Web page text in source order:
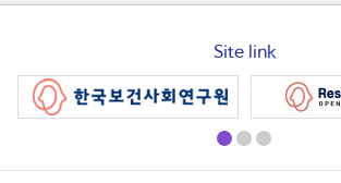
Site link